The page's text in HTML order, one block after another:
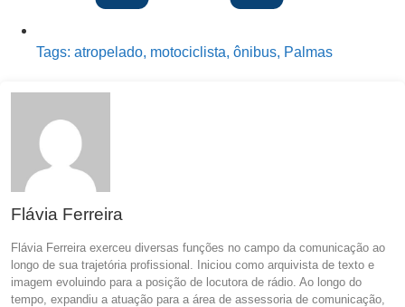
Tags: atropelado, motociclista, ônibus, Palmas
Flávia Ferreira
Flávia Ferreira exerceu diversas funções no campo da comunicação ao
longo de sua trajetória profissional. Iniciou como arquivista de texto e
imagem evoluindo para a posição de locutora de rádio. Ao longo do
tempo, expandiu a atuação para a área de assessoria de comunicação,